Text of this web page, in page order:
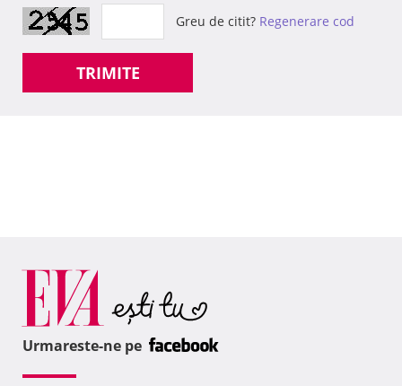
Greu de citit? Regenerare cod
TRIMITE
Urmareste-ne pe